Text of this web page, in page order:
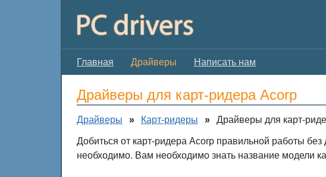
Главная Драйверы Написать нам
Драйверы для карт-ридера Acorp
Драйверы » Карт-ридеры » Драйверы для карт-
Добиться от карт-ридера Acorp правильной работы
необходимо. Вам необходимо знать название модели